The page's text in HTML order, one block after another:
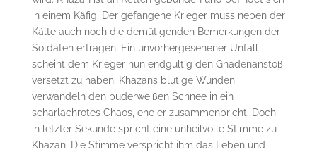
in einem Käfig. Der gefangene Krieger muss neben der
Kälte auch noch die demütigenden Bemerkungen der
Soldaten ertragen. Ein unvorhergesehener Unfall
scheint dem Krieger nun endgültig den Gnadenanstoß
versetzt zu haben. Khazans blutige Wunden
verwandeln den puderweißen Schnee in ein
scharlachrotes Chaos, ehe er zusammenbricht. Doch
in letzter Sekunde spricht eine unheilvolle Stimme zu
Khazan. Die Stimme verspricht ihm das Leben und